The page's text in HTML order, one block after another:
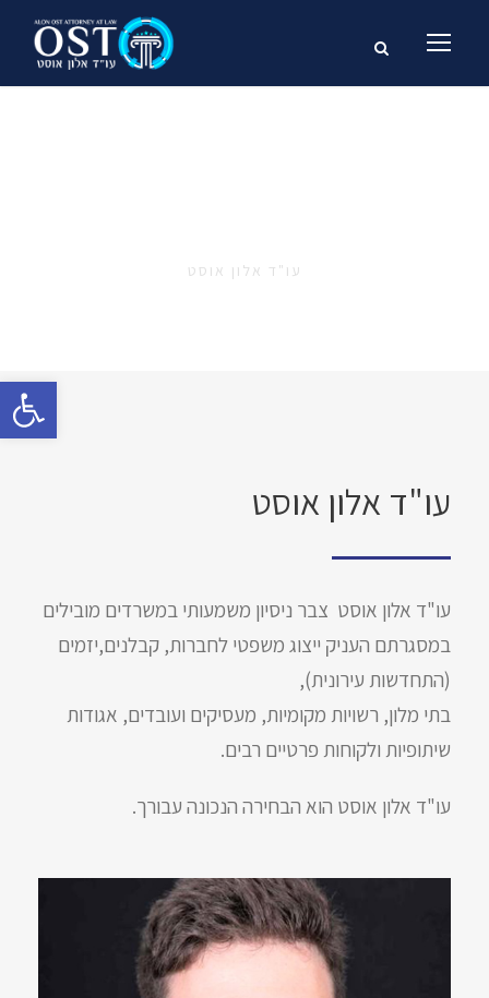
פתח סרגל נגישות
עו"ד אלון אוסט
עו"ד אלון אוסט
עו"ד אלון אוסט צבר ניסיון משמעותי במשרדים מובילים
במסגרתם העניק ייצוג משפטי לחברות, קבלנים,יזמים
(התחדשות עירונית),
בתי מלון, רשויות מקומיות, מעסיקים ועובדים, אגודות
שיתופיות ולקוחות פרטיים רבים.
עו"ד אלון אוסט הוא הבחירה הנכונה עבורך.